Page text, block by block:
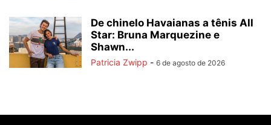
De chinelo Havaianas a tênis All
Star: Bruna Marquezine e
Shawn...
Patricia Zwipp - 6 de agosto de 2026